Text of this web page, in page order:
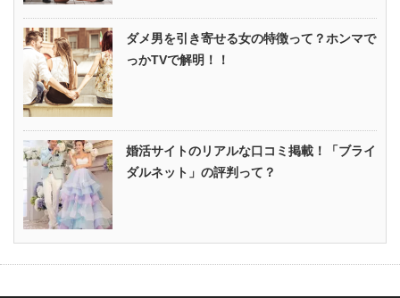
ダメ男を引き寄せる女の特徴って？ホンマで
っかTVで解明！！
婚活サイトのリアルな口コミ掲載！「ブライ
ダルネット」の評判って？